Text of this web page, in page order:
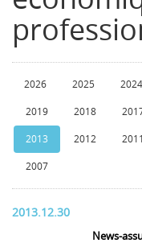
2026 2025 2024
2019 2018
2013 2012 2011
2007
2013.12.30
News-